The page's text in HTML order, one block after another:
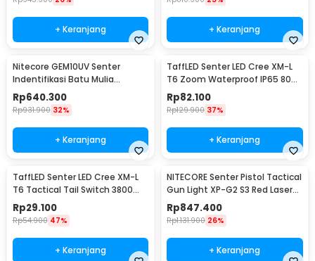
+ Keranjang + Keranjang
Nitecore GEM10UV Senter
Indentifikasi Batu Mulia
Gemstone Ultraviolet
Rp640.300
Rp931.900 32%
+ Keranjang
TaffLED Senter LED Cree XM-L
T6 Zoom Waterproof IP65 8000
Lumens - E17 COB
Rp82.100
Rp129.900 37%
+ Keranjang
TaffLED Senter LED Cree XM-L
T6 Tactical Tail Switch 3800
Lumens
Rp29.100
Rp54.900 47%
+ Keranjang
NITECORE Senter Pistol Tactical
Gun Light XP-G2 S3 Red Laser
300Lumens - NPL10
Rp847.400
Rp1.131.900 26%
+ Keranjang